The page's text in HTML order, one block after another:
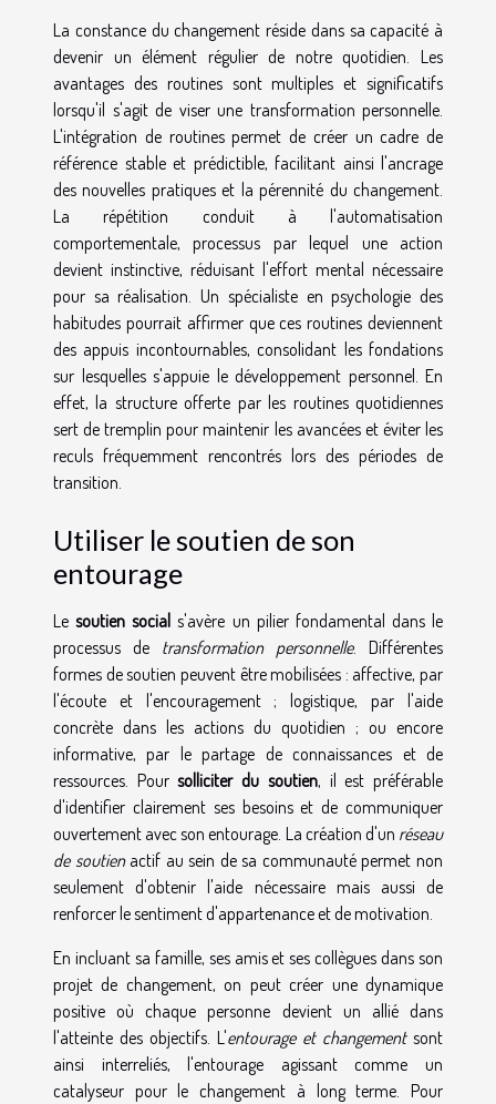
La constance du changement réside dans sa capacité à
devenir un élément régulier de notre quotidien. Les
avantages des routines sont multiples et significatifs
lorsqu'il s'agit de viser une transformation personnelle.
L'intégration de routines permet de créer un cadre de
référence stable et prédictible, facilitant ainsi l'ancrage
des nouvelles pratiques et la pérennité du changement.
La répétition conduit à l'automatisation
comportementale, processus par lequel une action
devient instinctive, réduisant l'effort mental nécessaire
pour sa réalisation. Un spécialiste en psychologie des
habitudes pourrait affirmer que ces routines deviennent
des appuis incontournables, consolidant les fondations
sur lesquelles s'appuie le développement personnel. En
effet, la structure offerte par les routines quotidiennes
sert de tremplin pour maintenir les avancées et éviter les
reculs fréquemment rencontrés lors des périodes de
transition.
Utiliser le soutien de son
entourage
Lesoutien social s'avère un pilier fondamental dans le
processus de transformation personnelle. Différentes
formes de soutien peuvent être mobilisées : affective, par
l'écoute et l'encouragement ; logistique, par l'aide
concrète dans les actions du quotidien ; ou encore
informative, par le partage de connaissances et de
ressources. Poursolliciter du soutien, il est préférable
d'identifier clairement ses besoins et de communiquer
ouvertement avec son entourage. La création d'un réseau
de soutienactif au sein de sa communauté permet non
seulement d'obtenir l'aide nécessaire mais aussi de
renforcer le sentiment d'appartenance et de motivation.
En incluant sa famille, ses amis et ses collègues dans son
projet de changement, on peut créer une dynamique
positive où chaque personne devient un allié dans
l'atteinte des objectifs. L'entourage et changementsont
ainsi interreliés, l'entourage agissant comme un
catalyseur pour le changement à long terme. Pour